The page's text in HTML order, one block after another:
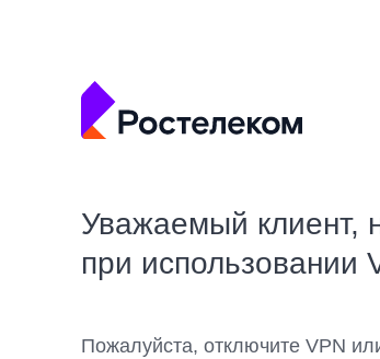
Уважаемый клиент,
при использовании
Пожалуйста, отключите VPN